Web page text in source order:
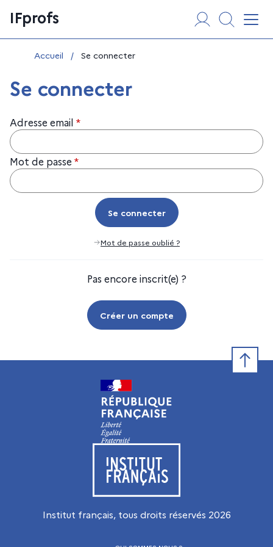
au
contenu
IFprofs
Vous êtes ici :
Accueil / Se connecter
Se connecter
Adresse email *
Mot de passe *
Se connecter
Se connecter
Mot de passe oublié ?
Pas encore inscrit(e) ?
Créer un compte
Visiter le site de l’Institut français
Institut français, tous droits réservés 2026